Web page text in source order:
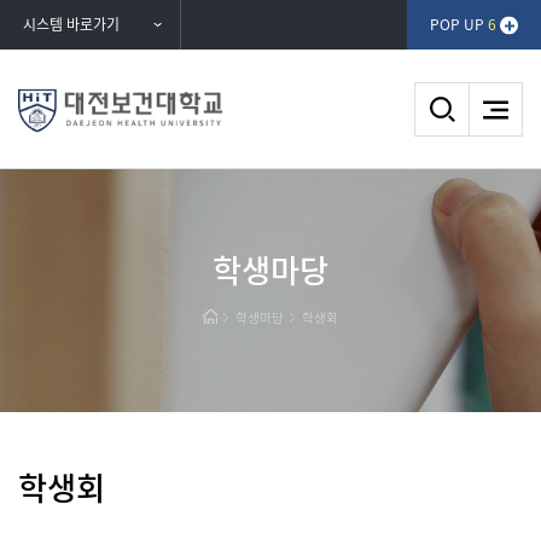
건너뛰기시스템 바로가기 POP UP 6
대전보건대학교학생마당
학생마당 학생회
학생회